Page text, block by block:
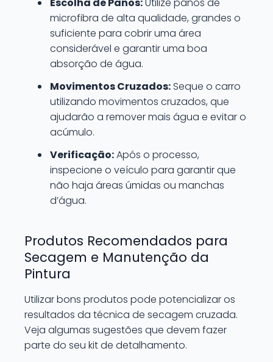
microfibra de alta qualidade, grandes o
suficiente para cobrir uma área
considerável e garantir uma boa
absorção de água.
Movimentos Cruzados: Seque o carro
utilizando movimentos cruzados, que
ajudarão a remover mais água e evitar o
acúmulo.
Verificação:Após o processo,
inspecione o veículo para garantir que
não haja áreas úmidas ou manchas
d’água.
Produtos Recomendados para
Secagem e Manutenção da
Pintura
Utilizar bons produtos pode potencializar os
resultados da técnica de secagem cruzada.
Veja algumas sugestões que devem fazer
parte do seu kit de detalhamento.